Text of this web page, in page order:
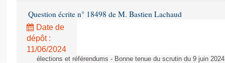
Question écrite n° 18498 de M. Bastien Lachaud
Date de
dépôt :
11/06/2024
élections et référendums - Bonne tenue du scrutin du 9 juin